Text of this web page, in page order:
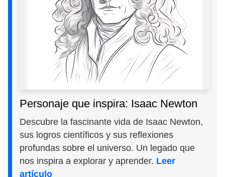
Personaje que inspira: Isaac Newton
Descubre la fascinante vida de Isaac Newton,
sus logros científicos y sus reflexiones
profundas sobre el universo. Un legado que
nos inspira a explorar y aprender. Leer
artículo